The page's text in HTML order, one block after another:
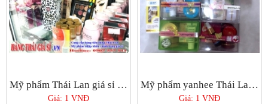
Mỹ phẩm Thái Lan giá sỉ chính hãng tại Tphcm
Giá: 1 VNĐ
Mỹ phẩm yanhee Thái Lan chính hãng ở Tphcm bán ở đâu tốt nhất?
Giá: 1 VNĐ